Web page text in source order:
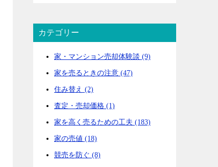
カテゴリー
家・マンション売却体験談 (9)
家を売るときの注意 (47)
住み替え (2)
査定・売却価格 (1)
家を高く売るための工夫 (183)
家の売値 (18)
競売を防ぐ (8)